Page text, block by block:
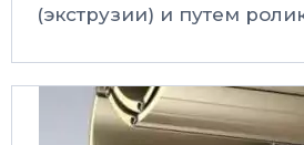
(экструзии) и путем